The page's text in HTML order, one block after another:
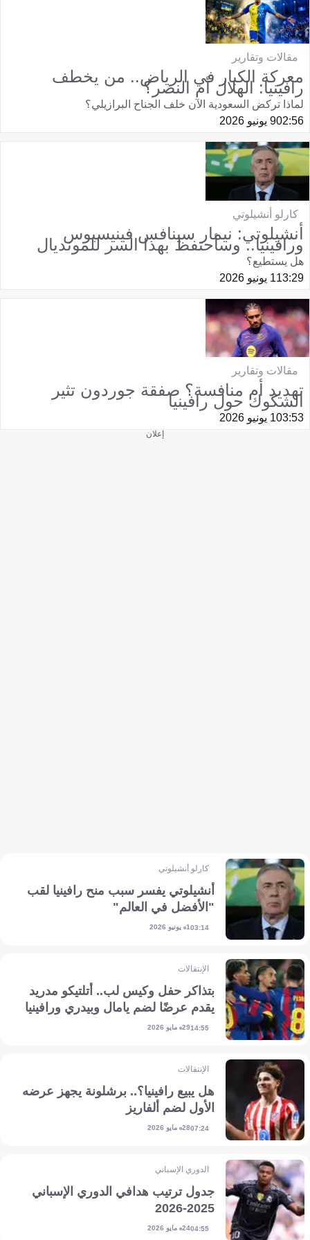
مقالات وتقارير
معركة الكبار في الرياض.. من يخطف
رافينيا: الهلال أم النصر؟
لماذا تركض السعودية الآن خلف الجناح البرازيلي؟
02:569 يونيو 2026
كارلو أنشيلوتي
أنشيلوتي: نيمار سينافس فينيسيوس
ورافينيا.. وسأحتفظ بهذا السر للمونديال
هل يستطيع؟
13:291 يونيو 2026
مقالات وتقارير
تهديد أم منافسة؟ صفقة جوردون تثير
الشكوك حول رافينيا
03:531 يونيو 2026
إعلان
كارلو أنشيلوتي
أنشيلوتي يفسر سبب منح رافينيا لقب
"الأفضل في العالم"
03:141 يونيو 2026
الإنتقالات
بتذاكر حفل وكيس لب.. أتلتيكو مدريد
يقدم عرضًا لضم يامال وبيدري ورافينيا
14:5529 مايو 2026
الإنتقالات
هل يبيع رافينيا؟.. برشلونة يجهز عرضه
الأول لضم ألفاريز
07:2428 مايو 2026
الدوري الإسباني
جدول ترتيب هدافي الدوري الإسباني
2025-2026
04:5524 مايو 2026